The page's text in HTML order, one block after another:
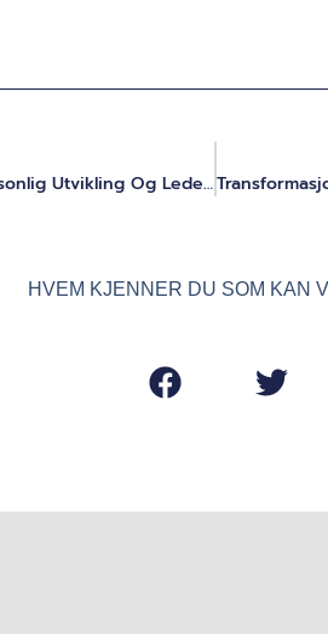
Kunsten Og Vitenskapen Om Psykedelika For Personlig Utvikling Og Lederutvikling
HVEM KJENNER DU SOM KAN